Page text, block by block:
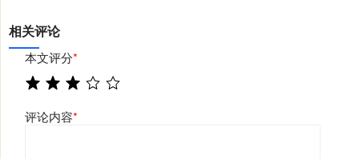
相关评论
本文评分*
评论内容*